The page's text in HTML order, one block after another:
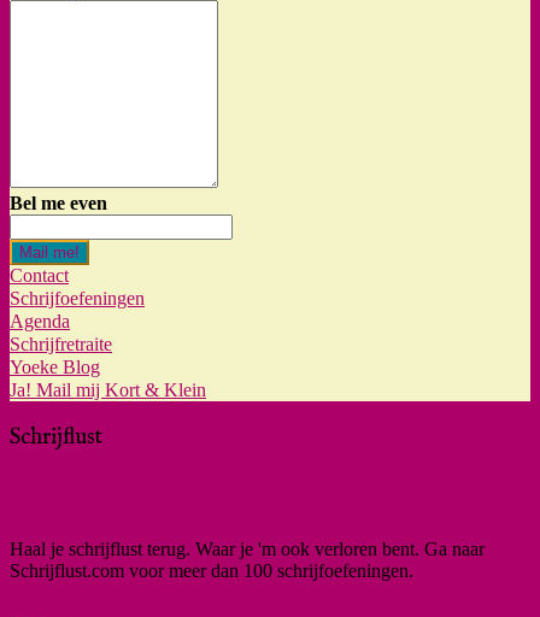
Bel me even
Mail me!
Contact
Schrijfoefeningen
Agenda
Schrijfretraite
Yoeke Blog
Ja! Mail mij Kort & Klein
Schrijflust
Haal je schrijflust terug. Waar je 'm ook verloren bent. Ga naar
Schrijflust.com voor meer dan 100 schrijfoefeningen.